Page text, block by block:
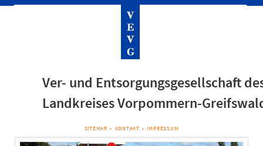
Ver- und Entsorgungsgesellschaft
Landkreises Vorpommern-
NAVIGATION
SITEMAP KONTAKT IMPRESSUM